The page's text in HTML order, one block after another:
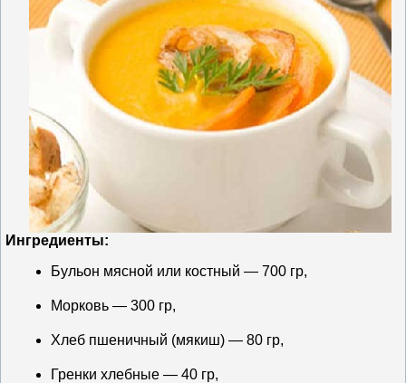
Ингредиенты:
Бульон мясной или костный — 700 гр,
Морковь — 300 гр,
Хлеб пшеничный (мякиш) — 80 гр,
Гренки хлебные — 40 гр,